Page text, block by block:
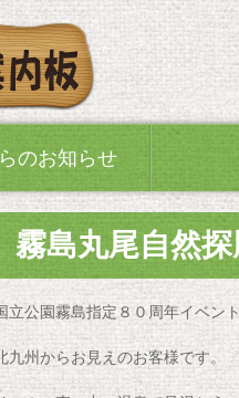
のお知らせ
霧島丸尾自然
立公園霧島指定８０周年イベン
九州からお見えのお客様です。